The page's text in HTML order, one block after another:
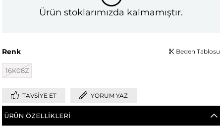
Ürün stoklarımızda kalmamıştır.
Renk
16K08Z
Beden Tablosu
TAVSIYE ET YORUM YAZ
ÜRÜN ÖZELLIKLERI